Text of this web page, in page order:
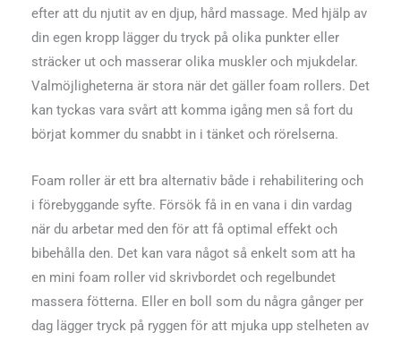
efter att du njutit av en djup, hård massage. Med hjälp av
din egen kropp lägger du tryck på olika punkter eller
sträcker ut och masserar olika muskler och mjukdelar.
Valmöjligheterna är stora när det gäller foam rollers. Det
kan tyckas vara svårt att komma igång men så fort du
börjat kommer du snabbt in i tänket och rörelserna.
Foam roller är ett bra alternativ både i rehabilitering och
i förebyggande syfte. Försök få in en vana i din vardag
när du arbetar med den för att få optimal effekt och
bibehålla den. Det kan vara något så enkelt som att ha
en mini foam roller vid skrivbordet och regelbundet
massera fötterna. Eller en boll som du några gånger per
dag lägger tryck på ryggen för att mjuka upp stelheten av